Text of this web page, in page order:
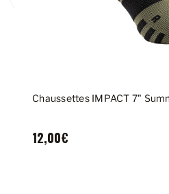
Chaussettes IMPACT 7"
12,00€